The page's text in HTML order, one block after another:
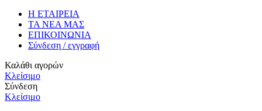
Η ΕΤΑΙΡΕΙΑ
ΤΑ ΝΕΑ ΜΑΣ
ΕΠΙΚΟΙΝΩΝΙΑ
Σύνδεση / εγγραφή
Καλάθι αγορών
Κλείσιμο
Σύνδεση
Κλείσιμο